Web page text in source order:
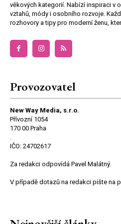
věkových kategorií. Nabízí inspiraci v
vztahů, módy i osobního rozvoje.
rozhovory a tipy pro moderní ženu,
Provozovatel
New Way Media, s.r.o.
Přívozní 1054
170 00 Praha
IČO: 24702617
Za redakci odpovídá Pavel Malátný.
V případě dotazů na redakci pište na